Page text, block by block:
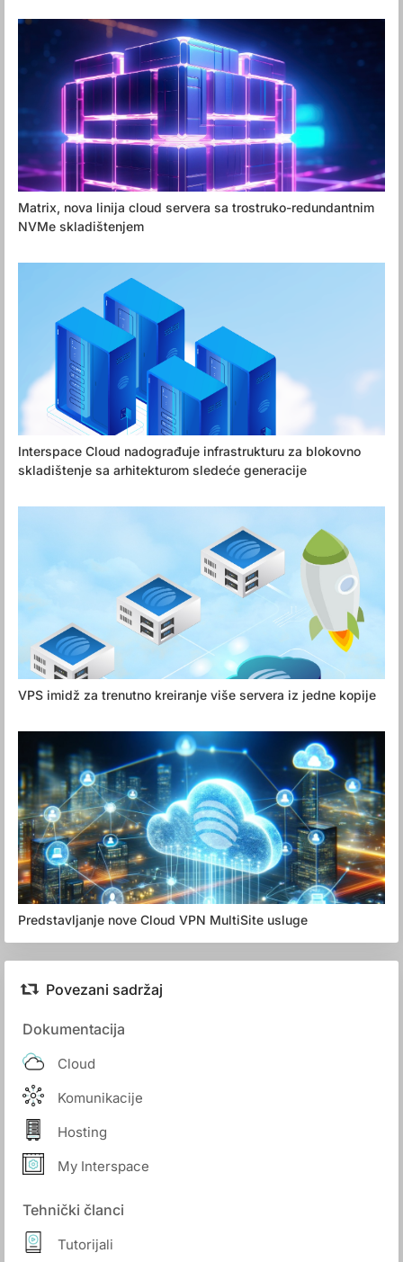
Matrix, nova linija cloud servera sa trostruko-redundantnim
NVMe skladištenjem
Interspace Cloud nadograđuje infrastrukturu za blokovno
skladištenje sa arhitekturom sledeće generacije
VPS imidž za trenutno kreiranje više servera iz jedne kopije
Predstavljanje nove Cloud VPN MultiSite usluge
Povezani sadržaj
Dokumentacija
Cloud
Komunikacije
Hosting
My Interspace
Tehnički članci
Tutorijali